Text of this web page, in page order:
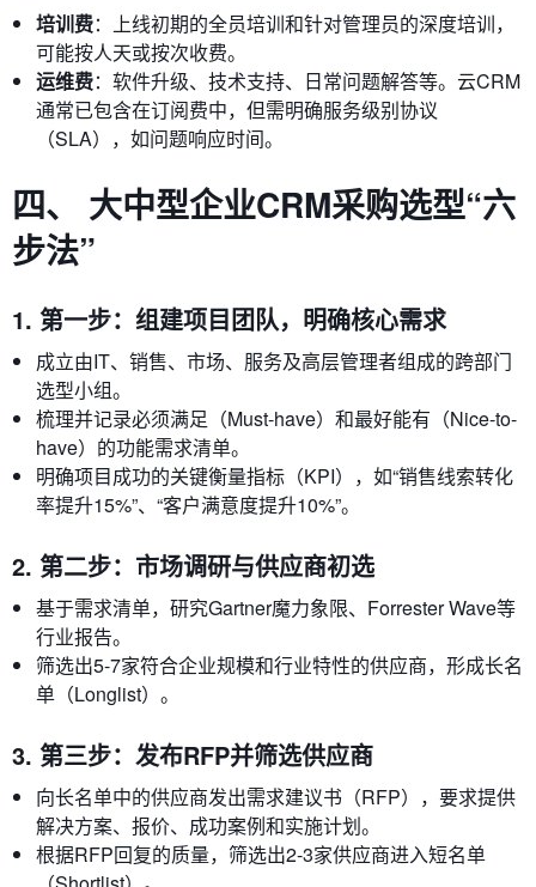
培训费：上线初期的全员培训和针对管理员的深度培训，
可能按人天或按次收费。
运维费：软件升级、技术支持、日常问题解答等。云CRM
通常已包含在订阅费中，但需明确服务级别协议
（SLA），如问题响应时间。
四、 大中型企业CRM采购选型“六
步法”
1. 第一步：组建项目团队，明确核心需求
成立由IT、销售、市场、服务及高层管理者组成的跨部门
选型小组。
梳理并记录必须满足（Must-have）和最好能有（Nice-to-
have）的功能需求清单。
明确项目成功的关键衡量指标（KPI），如“销售线索转化
率提升15%”、“客户满意度提升10%”。
2. 第二步：市场调研与供应商初选
基于需求清单，研究Gartner魔力象限、Forrester Wave等
行业报告。
筛选出5-7家符合企业规模和行业特性的供应商，形成长名
单（Longlist）。
3. 第三步：发布RFP并筛选供应商
向长名单中的供应商发出需求建议书（RFP），要求提供
解决方案、报价、成功案例和实施计划。
根据RFP回复的质量，筛选出2-3家供应商进入短名单